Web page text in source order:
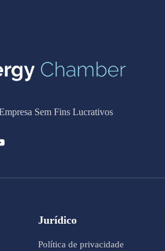
Sem Fins Lucrativos
Jurídico
Política de privacidade